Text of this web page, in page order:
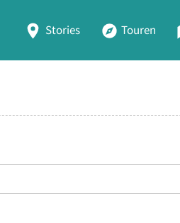
Stories Touren